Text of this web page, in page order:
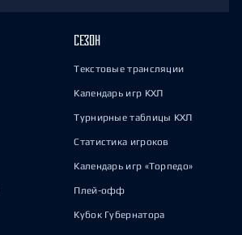
СЕЗОН
Текстовые трансляции
Календарь игр КХЛ
Турнирные таблицы КХЛ
Статистика игроков
Календарь игр «Торпедо»
Плей-офф
Кубок Губернатора